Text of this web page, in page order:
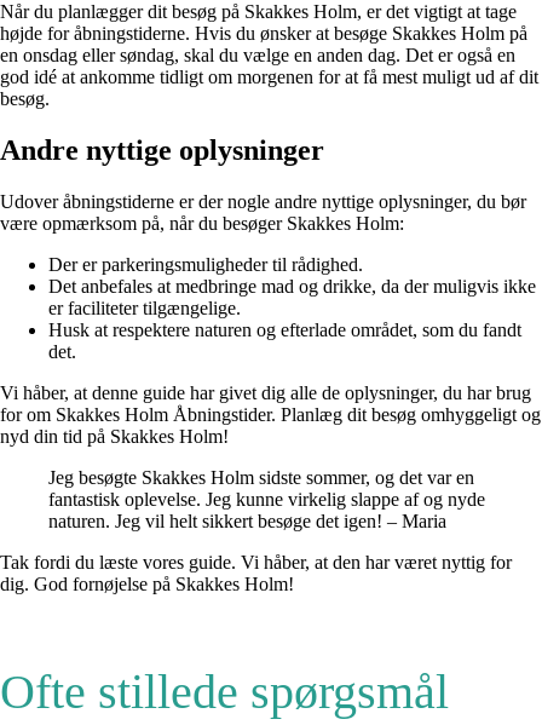
Når du planlægger dit besøg på Skakkes Holm, er det vigtigt at tage
højde for åbningstiderne. Hvis du ønsker at besøge Skakkes Holm på
en onsdag eller søndag, skal du vælge en anden dag. Det er også en
god idé at ankomme tidligt om morgenen for at få mest muligt ud af dit
besøg.
Andre nyttige oplysninger
Udover åbningstiderne er der nogle andre nyttige oplysninger, du bør
være opmærksom på, når du besøger Skakkes Holm:
Der er parkeringsmuligheder til rådighed.
Det anbefales at medbringe mad og drikke, da der muligvis ikke
er faciliteter tilgængelige.
Husk at respektere naturen og efterlade området, som du fandt
det.
Vi håber, at denne guide har givet dig alle de oplysninger, du har brug
for om Skakkes Holm Åbningstider. Planlæg dit besøg omhyggeligt og
nyd din tid på Skakkes Holm!
Jeg besøgte Skakkes Holm sidste sommer, og det var en
fantastisk oplevelse. Jeg kunne virkelig slappe af og nyde
naturen. Jeg vil helt sikkert besøge det igen! – Maria
Tak fordi du læste vores guide. Vi håber, at den har været nyttig for
dig. God fornøjelse på Skakkes Holm!
Ofte stillede spørgsmål